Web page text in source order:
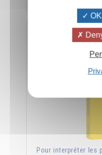
Nouvelle
Pour interpréter les